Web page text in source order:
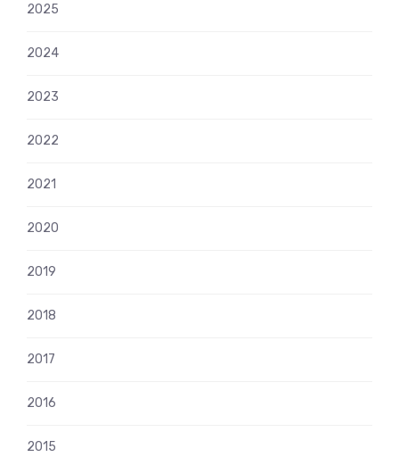
2025
2024
2023
2022
2021
2020
2019
2018
2017
2016
2015